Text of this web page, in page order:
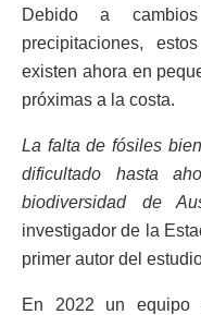
Debido a
precipitaciones,
existen ahora en
próximas a la costa.
La falta de fósiles
dificultado hasta
biodiversidad de
investigador de la
primer autor del
En 2022 un equipo